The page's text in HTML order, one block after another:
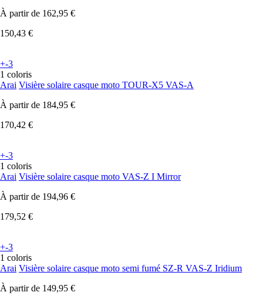
À partir de 162,95 €
150,43 €
+-3
1 coloris
Arai Visière solaire casque moto TOUR-X5 VAS-A
À partir de 184,95 €
170,42 €
+-3
1 coloris
Arai Visière solaire casque moto VAS-Z I Mirror
À partir de 194,96 €
179,52 €
+-3
1 coloris
Arai Visière solaire casque moto semi fumé SZ-R VAS-Z Iridium
À partir de 149,95 €